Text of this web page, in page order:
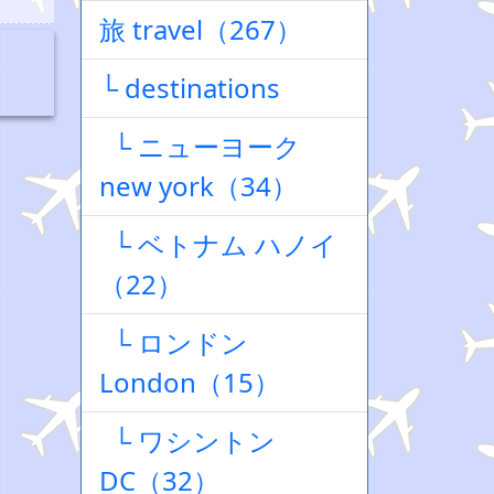
旅 travel（267）
└ destinations
└ ニューヨーク
new york（34）
└ ベトナム ハノイ
（22）
└ ロンドン
London（15）
└ ワシントン
DC（32）